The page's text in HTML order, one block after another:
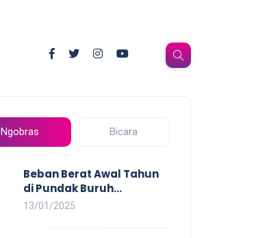
Ngobras Bicara
Beban Berat Awal Tahun
di Pundak Buruh
Perempuan: Kenaikan
13/01/2025